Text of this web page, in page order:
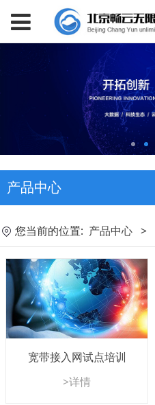
产品中心
您当前的位置: 产品中心 >
宽带接入网试点培训
>详情